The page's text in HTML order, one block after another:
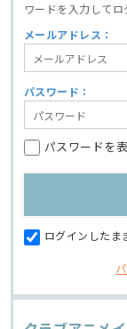
ワードを入力してロ
メールアドレス：
パスワード：
パスワードを
ログインしたま